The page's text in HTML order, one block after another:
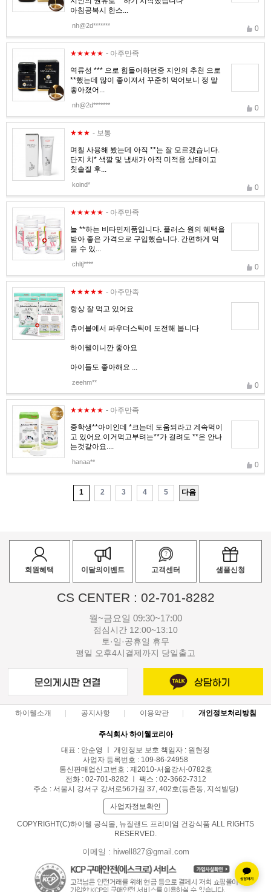
아침공복시 한스...
nh@2d******* 0
★★★★★ - 아주만족
역류성 *** 으로 힘들어하던중 지인의 추천 으로
**했는데 많이 좋이져서 꾸준히 먹어보니 정 말
좋아졌어...
nh@2d******* 0
★★★ - 보통
며칠 사용해 봤는데 아직 **는 잘 모르겠습니다.
단지 치* 색깔 및 냄새가 아직 미적용 상태이고
칫솔질 후...
koind* 0
★★★★★ - 아주만족
늘 **하는 비타민제품입니다. 플러스 원의 혜택을
받아 좋은 가격으로 구입했습니다. 간편하게 먹
을 수 있...
chltj**** 0
★★★★★ - 아주만족
항상 잘 먹고 있어요
츄어블에서 파우더스틱에 도전해 봅니다
하이웰이니깐 좋아요
아이들도 좋아해요 ...
zeehm** 0
★★★★★ - 아주만족
중학생**아이인데 *크는데 도움되라고 계속먹이
고 있어요.이거먹고부텨는**가 걸려도 **은 안나
는것같아요....
hanaa** 0
1 2 3 4 5 다음
회원혜택 이달의이벤트 고객센터 샘플신청
CS CENTER : 02-701-8282
월~금요일 09:30~17:00
점심시간 12:00~13:10
토·일·공휴일 휴무
평일 오후4시결제까지 당일출고
하이웰소개 공지사항 이용약관 개인정보처리방침
주식회사 하이웰코리아
대표 : 안순영 ㅣ 개인정보 보호 책임자 : 원현정
사업자 등록번호 : 109-86-24958
통신판매업신고번호 : 제2010-서울강서-0782호
전화 : 02-701-8282 ㅣ 팩스 : 02-3662-7312
주소 : 서울시 강서구 강서로56가길 37, 402호(등촌동, 지석빌딩)
사업자정보확인
COPYRIGHT(C)하이웰 공식몰, 뉴질랜드 프리미엄 건강식품 ALL RIGHTS
RESERVED.
이메일 : hiwell827@gmail.com